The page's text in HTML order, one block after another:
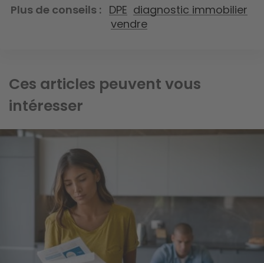
Plus de conseils DPE diagnostic immobilier
vendre
Ces articles peuvent vous
intéresser
Image